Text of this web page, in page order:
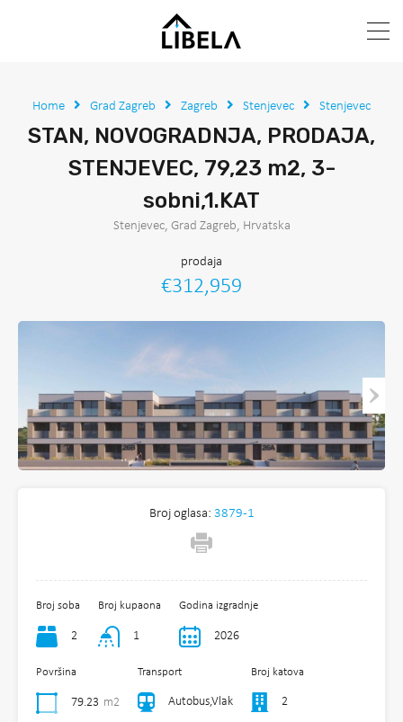
Home Grad Zagreb Zagreb Stenjevec Stenjevec
STAN, NOVOGRADNJA, PRODAJA,
STENJEVEC, 79,23 m2, 3-
sobni,1.KAT
Stenjevec, Grad Zagreb, Hrvatska
prodaja
€312,959
Broj oglasa: 3879-1
Broj soba
2
Broj kupaona
1
Godina izgradnje
2026
Površina
79.23 m2
Transport
Autobus,Vlak
Broj katova
2